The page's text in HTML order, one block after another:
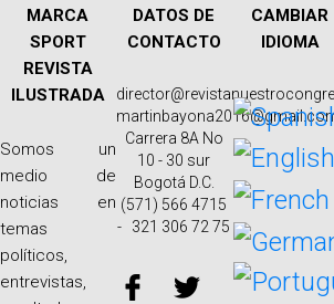
MARCA
SPORT
REVISTA
ILUSTRADA
Somos un
medio de
noticias en
temas
políticos,
entrevistas,
DATOS DE
CONTACTO
Carrera 8A No
10 - 30 sur
Bogotá D.C.
(571) 566 4715
- 321 306 72 75
CAMBIAR
IDIOMA